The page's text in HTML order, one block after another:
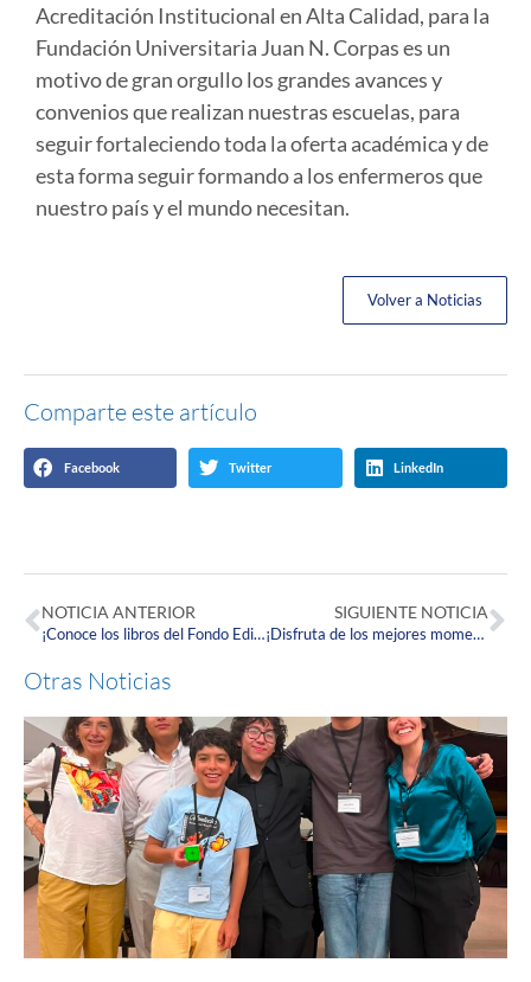
Acreditación Institucional en Alta Calidad, para la
Fundación Universitaria Juan N. Corpas es un
motivo de gran orgullo los grandes avances y
convenios que realizan nuestras escuelas, para
seguir fortaleciendo toda la oferta académica y de
esta forma seguir formando a los enfermeros que
nuestro país y el mundo necesitan.
Volver a Noticias
Comparte este artículo
Facebook Twitter LinkedIn
NOTICIA ANTERIOR
¡Conoce los libros del Fondo Editorial Corpas disponibles en MEDICOR LTDA!
SIGUIENTE NOTICIA
¡Disfruta de los mejores momentos de la Carrera Atlética Corpas 3K 2022-1 !
Otras Noticias